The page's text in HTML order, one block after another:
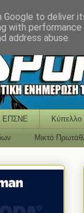
ΕΠΣΝΕ
Μικτό
to deliver
with
address abuse.